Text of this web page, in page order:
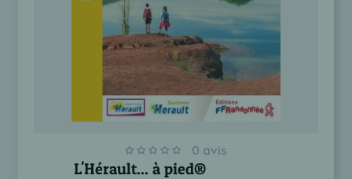
0 avis
L'Hérault... à pied®